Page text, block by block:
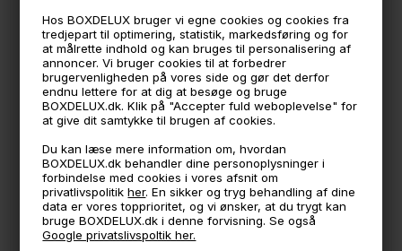
Hos BOXDELUX bruger vi egne cookies og cookies fra
tredjepart til optimering, statistik, markedsføring og for
at målrette indhold og kan bruges til personalisering af
annoncer. Vi bruger cookies til at forbedrer
brugervenligheden på vores side og gør det derfor
endnu lettere for at dig at besøge og bruge
BOXDELUX.dk. Klik på "Accepter fuld weboplevelse" for
at give dit samtykke til brugen af cookies.
Du kan læse mere information om, hvordan
BOXDELUX.dk behandler dine personoplysninger i
forbindelse med cookies i vores afsnit om
privatlivspolitikher. En sikker og tryg behandling af dine
data er vores topprioritet, og vi ønsker, at du trygt kan
bruge BOXDELUX.dk i denne forvisning. Se også
Google privatslivspoltik her.
dybde: 7 cm
skruer medfølger ikke
🕚 Bestil inden 11 & vi sender samme dag på hverdage
🧺 Kan du lægge varen i kurven, er den på lager
🌟 4,9 med over 1200 anmeldelser ★★★★★
📦 Fragtfri v. køb over 999,- ellers fra 49,- med GLS
💳 Betal med
📱 Kundeservice 50446800 (9-12)